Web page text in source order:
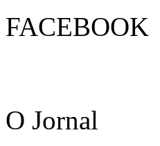
FACEBOOK
O Jornal